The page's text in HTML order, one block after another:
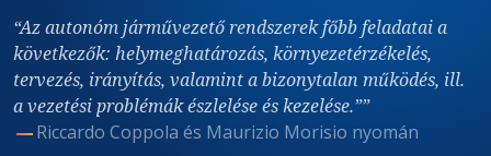
Az autonóm járművezető rendszerek főbb feladatai a
következők: helymeghatározás, környezetérzékelés,
tervezés, irányítás, valamint a bizonytalan működés, ill.
a vezetési problémák észlelése és kezelése.”
Riccardo Coppola és Maurizio Morisio nyomán